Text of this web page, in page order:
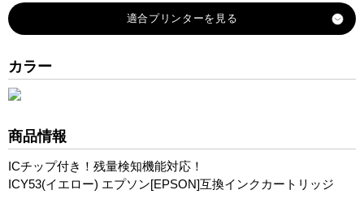
カラー
商品情報
ICチップ付き！残量検知機能対応！
ICY53(イエロー) エプソン[EPSON]互換インクカートリッジ